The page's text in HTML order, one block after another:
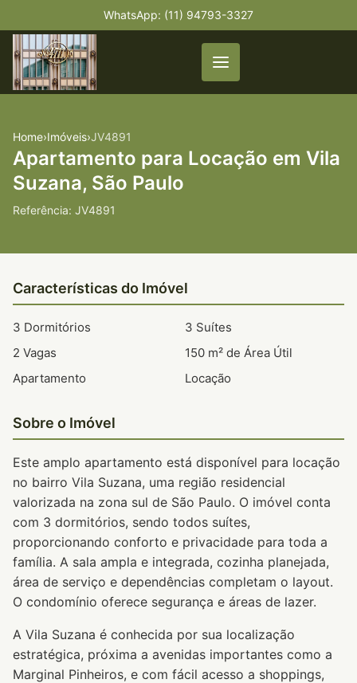
WhatsApp: (11) 94793-3327
Home›Imóveis›JV4891
Apartamento para Locação em Vila
Suzana, São Paulo
Referência: JV4891
Características do Imóvel
3 Dormitórios
3 Suítes
2 Vagas
150 m² de Área Útil
Apartamento
Locação
Sobre o Imóvel
Este amplo apartamento está disponível para locação
no bairro Vila Suzana, uma região residencial
valorizada na zona sul de São Paulo. O imóvel conta
com 3 dormitórios, sendo todos suítes,
proporcionando conforto e privacidade para toda a
família. A sala ampla e integrada, cozinha planejada,
área de serviço e dependências completam o layout.
O condomínio oferece segurança e áreas de lazer.
A Vila Suzana é conhecida por sua localização
estratégica, próxima a avenidas importantes como a
Marginal Pinheiros, e com fácil acesso a shoppings,